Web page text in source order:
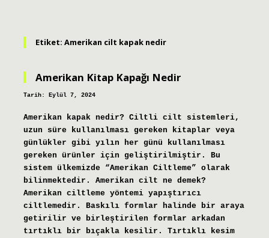
Etiket: Amerikan cilt kapak nedir
Amerikan Kitap Kapağı Nedir
Tarih: Eylül 7, 2024
Amerikan kapak nedir? Ciltli cilt sistemleri,
uzun süre kullanılması gereken kitaplar veya
günlükler gibi yılın her günü kullanılması
gereken ürünler için geliştirilmiştir. Bu
sistem ülkemizde “Amerikan Ciltleme” olarak
bilinmektedir. Amerikan cilt ne demek?
Amerikan ciltleme yöntemi yapıştırıcı
ciltlemedir. Baskılı formlar halinde bir araya
getirilir ve birleştirilen formlar arkadan
tırtıklı bir bıçakla kesilir. Tırtıklı kesim